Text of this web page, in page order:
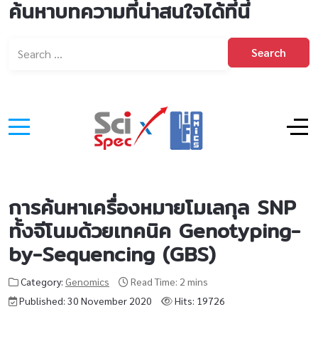
ค้นหาบทความที่น่าสนใจได้ที่นี่
Search
การค้นหาเครื่องหมายโมเลกุล SNP
ทั้งจีโนมด้วยเทคนิค Genotyping-
by-Sequencing (GBS)
Category: Genomics
Read Time: 2 mins
Published: 30 November 2020
Hits: 19726